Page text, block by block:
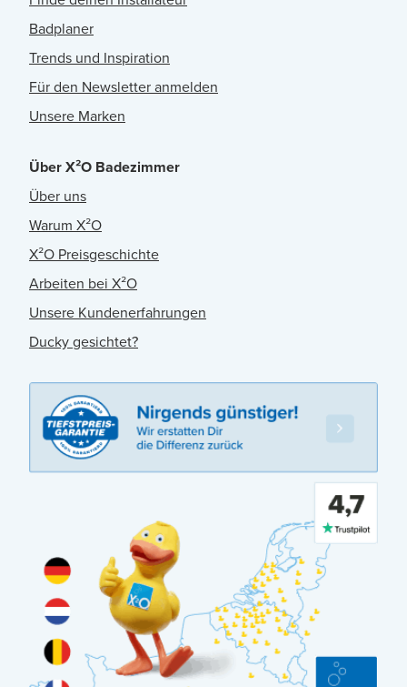
Badplaner
Trends und Inspiration
Für den Newsletter anmelden
Unsere Marken
Über X²O Badezimmer
Über uns
Warum X²O
X²O Preisgeschichte
Arbeiten bei X²O
Unsere Kundenerfahrungen
Ducky gesichtet?